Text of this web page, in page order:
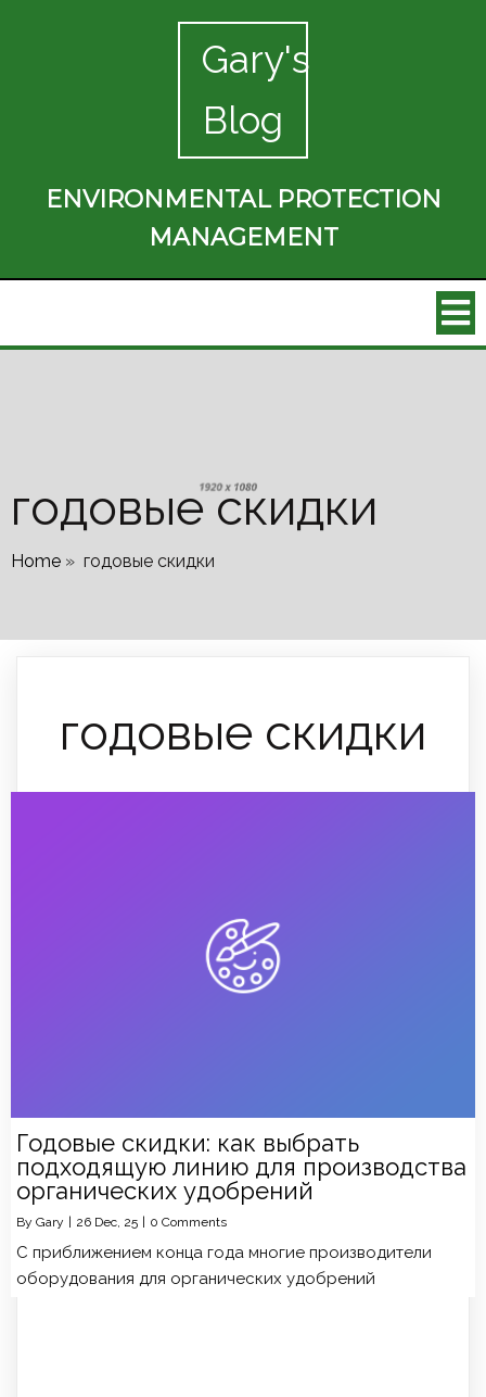
Gary's
Blog
ENVIRONMENTAL PROTECTION
MANAGEMENT
годовые скидки
Home » годовые скидки
годовые скидки
Годовые скидки: как выбрать
подходящую линию для производства
органических удобрений
By Gary | 26 Dec, 25 | 0 Comments
С приближением конца года многие производители
оборудования для органических удобрений